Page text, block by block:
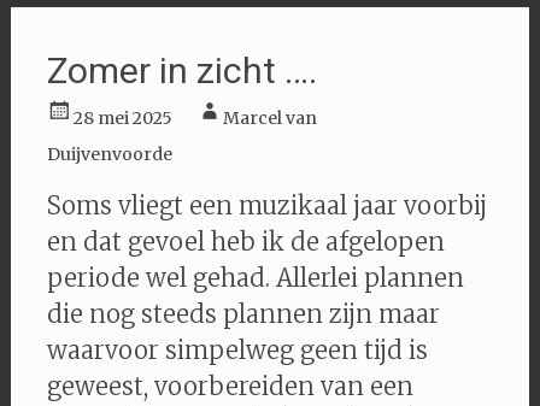
Zomer in zicht ….
28 mei 2025
Marcel van
Duijvenvoorde
Soms vliegt een muzikaal jaar voorbij
en dat gevoel heb ik de afgelopen
periode wel gehad. Allerlei plannen
die nog steeds plannen zijn maar
waarvoor simpelweg geen tijd is
geweest, voorbereiden van een